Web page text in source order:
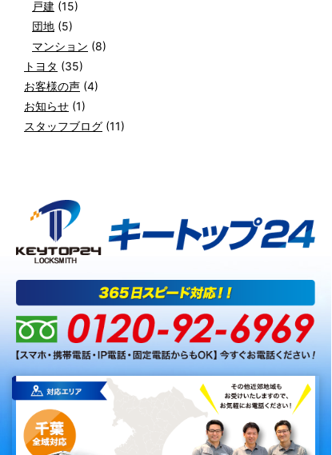
戸建 (15)
団地 (5)
マンション (8)
トヨタ (35)
お客様の声 (4)
お知らせ (1)
スタッフブログ (11)